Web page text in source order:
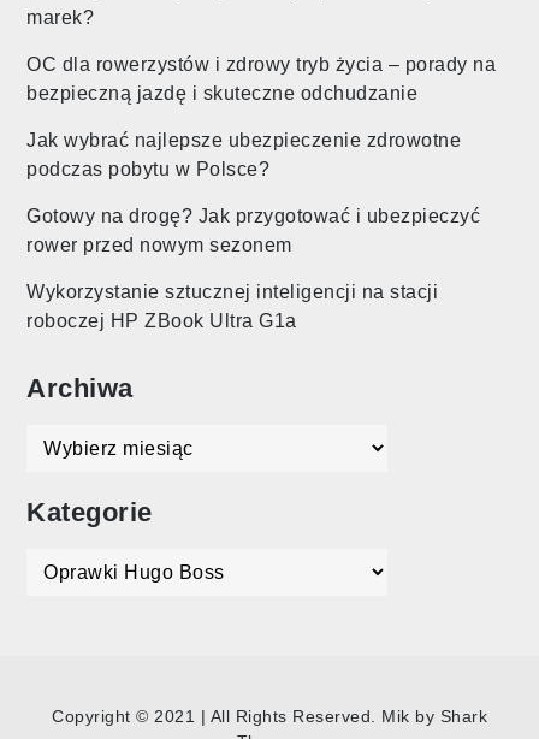
marek?
OC dla rowerzystów i zdrowy tryb życia – porady na
bezpieczną jazdę i skuteczne odchudzanie
Jak wybrać najlepsze ubezpieczenie zdrowotne
podczas pobytu w Polsce?
Gotowy na drogę? Jak przygotować i ubezpieczyć
rower przed nowym sezonem
Wykorzystanie sztucznej inteligencji na stacji
roboczej HP ZBook Ultra G1a
Archiwa
Archiwa
Kategorie
Kategorie
Copyright © 2021 | All Rights Reserved. Mik by Shark